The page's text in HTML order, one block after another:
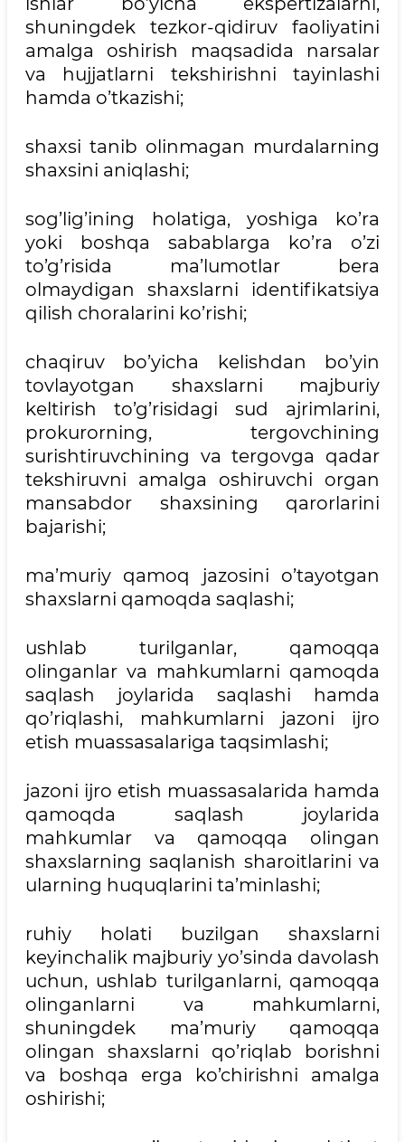
shuningdek tezkor-qidiruv faoliyatini
amalga oshirish maqsadida narsalar
va hujjatlarni tekshirishni tayinlashi
hamda o’tkazishi;
shaxsi tanib olinmagan murdalarning
shaxsini aniqlashi;
sog’lig’ining holatiga, yoshiga ko’ra
yoki boshqa sabablarga ko’ra o’zi
to’g’risida ma’lumotlar bera
olmaydigan shaxslarni identifikatsiya
qilish choralarini ko’rishi;
chaqiruv bo’yicha kelishdan bo’yin
tovlayotgan shaxslarni majburiy
keltirish to’g’risidagi sud ajrimlarini,
prokurorning, tergovchining
surishtiruvchining va tergovga qadar
tekshiruvni amalga oshiruvchi organ
mansabdor shaxsining qarorlarini
bajarishi;
ma’muriy qamoq jazosini o’tayotgan
shaxslarni qamoqda saqlashi;
ushlab turilganlar, qamoqqa
olinganlar va mahkumlarni qamoqda
saqlash joylarida saqlashi hamda
qo’riqlashi, mahkumlarni jazoni ijro
etish muassasalariga taqsimlashi;
jazoni ijro etish muassasalarida hamda
qamoqda saqlash joylarida
mahkumlar va qamoqqa olingan
shaxslarning saqlanish sharoitlarini va
ularning huquqlarini ta’minlashi;
ruhiy holati buzilgan shaxslarni
keyinchalik majburiy yo’sinda davolash
uchun, ushlab turilganlarni, qamoqqa
olinganlarni va mahkumlarni,
shuningdek ma’muriy qamoqqa
olingan shaxslarni qo’riqlab borishni
va boshqa erga ko’chirishni amalga
oshirishi;